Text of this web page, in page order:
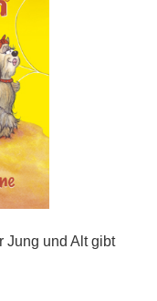
Jung und Alt gibt